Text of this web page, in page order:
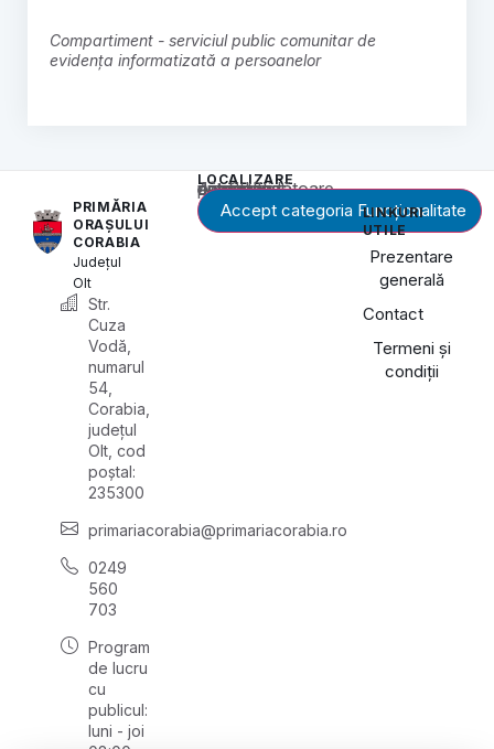
Compartiment - serviciul public comunitar de
evidența informatizată a persoanelor
PRIMĂRIA
ORAȘULUI
CORABIA
Județul
Olt
Str.
Cuza
Vodă,
numarul
54,
Corabia,
județul
Olt, cod
poștal:
235300
primariacorabia@primariacorabia.ro
0249
560
703
Program
de lucru
cu
publicul:
luni - joi
LOCALIZARE
Acest conținut este blocat până când acceptați categoria corespunzătoare de cookie-uri.
Accept categoria Funcționalitate
LINKURI
UTILE
Prezentare
generală
Contact
Termeni și
condiții